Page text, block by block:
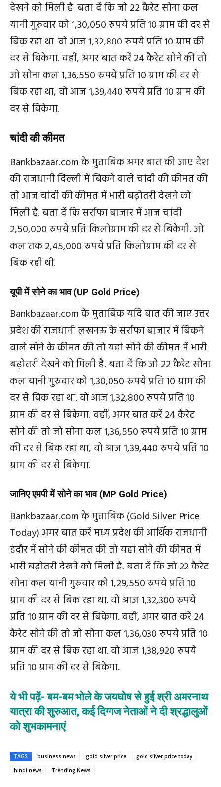
देखनेकोमिलीहै.बतादेंकिजो22कैरेटसोनाकल
यानीगुरुवारको1,30,050रुपयेप्रति10ग्रामकीदरसे
बिकरहाथा.वोआज1,32,800रुपयेप्रति10ग्रामकी
दरसेबिकेगा.वहीं,अगरबातकरें24कैरेटसोनेकीतो
जोसोनाकल1,36,550रुपयेप्रति10ग्रामकीदरसे
बिकरहाथा,वोआज1,39,440रुपयेप्रति10ग्रामकी
दरसेबिकेगा.
चांदी की कीमत
Bankbazaar.comकेमुताबिकअगरबातकीजाएदेश
कीराजधानीदिल्लीमेंबिकनेवालेचांदीकीकीमतकी
तोआजचांदीकीकीमतमेंभारी बढ़ोतरीदेखनेको
मिलीहै.बतादेंकिसर्राफाबाजारमेंआजचांदी
2,50,000रुपयेप्रतिकिलोग्रामकीदरसेबिकेगी.जो
कलतक2,45,000रुपयेप्रतिकिलोग्रामकीदरसे
बिकरहीथी.
यूपी में सोने का भाव(UP Gold Price)
Bankbazaar.comकेमुताबिकयदिबातकीजाएउत्तर
प्रदेशकीराजधानीलखनऊकेसर्राफाबाजारमेंबिकने
वालेसोनेकेकीमतकीतोयहांसोनेकीकीमतमेंभारी
बढ़ोतरीदेखनेकोमिलीहै.बतादेंकिजो22कैरेटसोना
कलयानीगुरुवारको1,30,050रुपयेप्रति10ग्रामकी
दरसेबिकरहाथा.वोआज1,32,800रुपयेप्रति10
ग्रामकीदरसेबिकेगा.वहीं,अगरबातकरें24कैरेट
सोनेकीतोजोसोनाकल1,36,550रुपयेप्रति10ग्राम
कीदरसेबिकरहाथा,वोआज1,39,440रुपयेप्रति10
ग्रामकीदरसेबिकेगा.
जानिए एमपी में सोने का भाव(MP Gold Price)
Bankbazaar.comकेमुताबिक(Gold Silver Price
Today)अगरबातकरेंमध्यप्रदेशकीआर्थिकराजधानी
इंदौरमेंसोनेकीकीमतकीतोयहांसोनेकीकीमतमें
भारी बढ़ोतरीदेखनेकोमिलीहै.बतादेंकिजो22कैरेट
सोनाकलयानीगुरुवारको1,29,550रुपयेप्रति10
ग्रामकीदरसेबिकरहाथा.वोआज1,32,300रुपये
प्रति10ग्रामकीदरसेबिकेगा.वहीं,अगरबातकरें24
कैरेटसोनेकीतोजोसोनाकल1,36,030रुपयेप्रति10
ग्रामकीदरसेबिकरहाथा.वोआज1,38,920रुपये
प्रति10ग्रामकीदरसेबिकेगा.
ये भी पढ़ें- बम-बम भोले के जयघोष से हुई श्री अमरनाथ
यात्रा की शुरुआत, कई दिग्गज नेताओं ने दी श्रद्धालुओं
को शुभकामनाएं
TAGS business news gold silver price
gold silver price today
hindi news
Trending News